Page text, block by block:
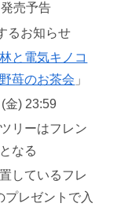
売予告
るお知らせ
と電気キノコ
野苺のお茶会 」
金) 23:59
リーはフレン
なる
しているフレ
プレゼントで入